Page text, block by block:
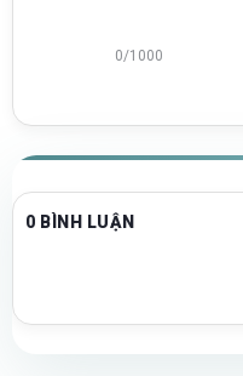
0/1000
0 BÌNH LUẬN